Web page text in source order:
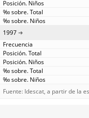
1997
Fuente: Idescat, a partir de la